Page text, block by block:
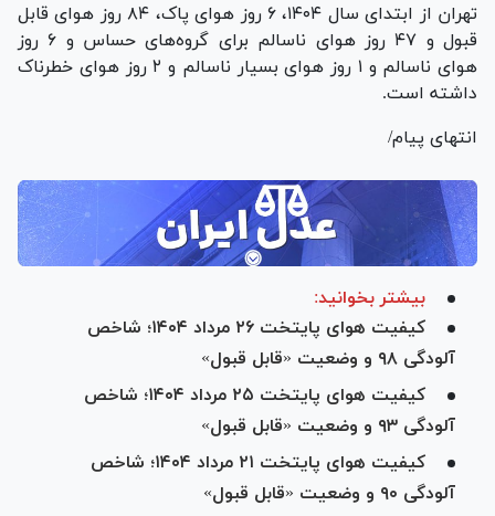
تهران از ابتدای سال ۱۴۰۴، ۶ روز هوای پاک، ۸۴ روز هوای قابل
قبول و ۴۷ روز هوای ناسالم برای گروه‌های حساس و ۶ روز
هوای ناسالم و ۱ روز هوای بسیار ناسالم و ۲ روز هوای خطرناک
داشته است.
انتهای پیام/
بیشتر بخوانید:
کیفیت هوای پایتخت ۲۶ مرداد ۱۴۰۴؛ شاخص
آلودگی ۹۸ و وضعیت «قابل قبول»
کیفیت هوای پایتخت ۲۵ مرداد ۱۴۰۴؛ شاخص
آلودگی ۹۳ و وضعیت «قابل قبول»
کیفیت هوای پایتخت ۲۱ مرداد ۱۴۰۴؛ شاخص
آلودگی ۹۰ و وضعیت «قابل قبول»